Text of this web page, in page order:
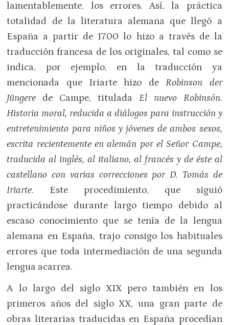
lamentablemente, los errores. Así, la práctica
totalidad de la literatura alemana que llegó a
España a partir de 1700 lo hizo a través de la
traducción francesa de los originales, tal como se
indica, por ejemplo, en la traducción ya
mencionada que Iriarte hizo deRobinson der
Jüngere de Campe, titulada El nuevo Robinsón.
Historia moral, reducida a diálogos para instrucción y
entretenimiento para niños y jóvenes de ambos sexos,
escrita recientemente en alemán por el Señor Campe,
traducida al inglés, al italiano, al francés y de éste al
castellano con varias correcciones por D. Tomás de
Iriarte. Este procedimiento, que siguió
practicándose durante largo tiempo debido al
escaso conocimiento que se tenía de la lengua
alemana en España, trajo consigo los habituales
errores que toda intermediación de una segunda
lengua acarrea.
A lo largo del siglo XIX pero también en los
primeros años del siglo XX, una gran parte de
obras literarias traducidas en España procedían